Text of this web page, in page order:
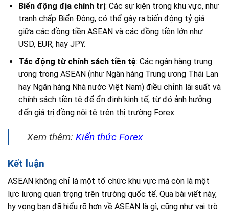
Biến động địa chính trị: Các sự kiện trong khu vực, như
tranh chấp Biển Đông, có thể gây ra biến động tỷ giá
giữa các đồng tiền ASEAN và các đồng tiền lớn như
USD, EUR, hay JPY.
Tác động từ chính sách tiền tệ: Các ngân hàng trung
ương trong ASEAN (như Ngân hàng Trung ương Thái Lan
hay Ngân hàng Nhà nước Việt Nam) điều chỉnh lãi suất và
chính sách tiền tệ để ổn định kinh tế, từ đó ảnh hưởng
đến giá trị đồng nội tệ trên thị trường Forex.
Xem thêm: Kiến thức Forex
Kết luận
ASEAN không chỉ là một tổ chức khu vực mà còn là một
lực lượng quan trọng trên trường quốc tế. Qua bài viết này,
hy vọng bạn đã hiểu rõ hơn về ASEAN là gì, cũng như vai trò